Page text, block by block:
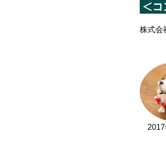
＜
株式
2017